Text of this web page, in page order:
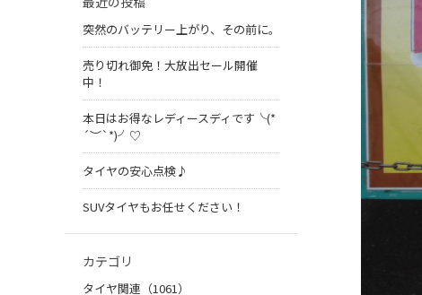
突然のバッテリー上がり、その前に。
売り切れ御免！大放出セール開催
中！
本日はお得なレディースディです╰(*
´︶`*)╯♡
タイヤの安心点検♪
SUVタイヤもお任せください！
カテゴリ
タイヤ関連（1061）